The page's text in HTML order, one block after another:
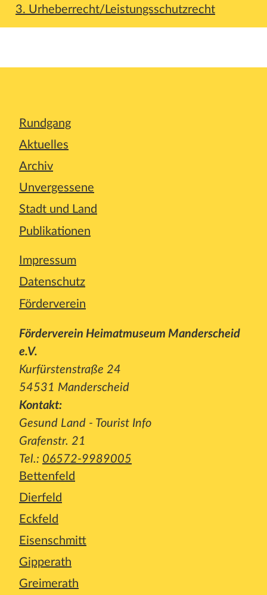
3. Urheberrecht/Leistungsschutzrecht
Rundgang
Aktuelles
Archiv
Unvergessene
Stadt und Land
Publikationen
Impressum
Datenschutz
Förderverein
Förderverein Heimatmuseum Manderscheid
e.V.
Kurfürstenstraße 24
54531 Manderscheid
Kontakt:
Gesund Land - Tourist Info
Grafenstr. 21
Tel.: 06572-9989005
Bettenfeld
Dierfeld
Eckfeld
Eisenschmitt
Gipperath
Greimerath